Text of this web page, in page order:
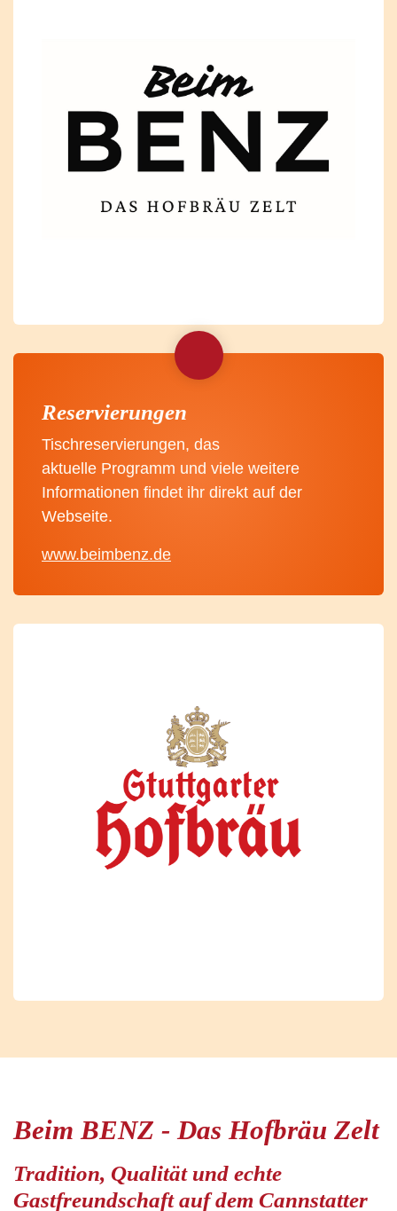
Reservierungen
Tischreservierungen, das
aktuelle Programm und viele weitere
Informationen findet ihr direkt auf der
Webseite.
www.beimbenz.de
Beim BENZ - Das Hofbräu Zelt
Tradition, Qualität und echte
Gastfreundschaft auf dem Cannstatter